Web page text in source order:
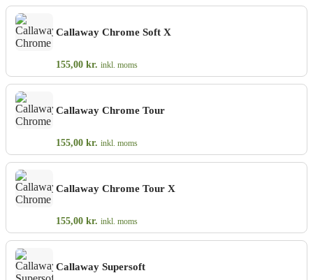
Callaway Chrome Soft X
155,00 kr. inkl. moms
Callaway Chrome Tour
155,00 kr. inkl. moms
Callaway Chrome Tour X
155,00 kr. inkl. moms
Callaway Supersoft